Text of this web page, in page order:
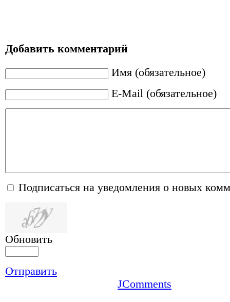
Добавить комментарий
Имя (обязательное)
E-Mail (обязательное)
Подписаться на уведомления о новых
Обновить
Отправить
JComments